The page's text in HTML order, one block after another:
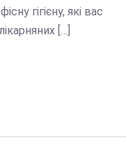
гігієну, які вас
[…]